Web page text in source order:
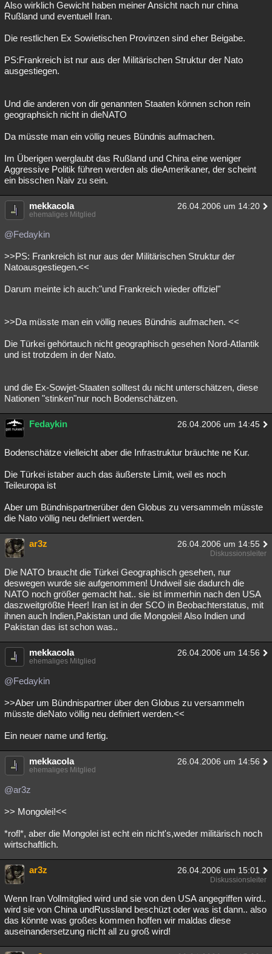
Also wirklich Gewicht haben meiner Ansicht nach nur china
Rußland und eventuell Iran.
Die restlichen Ex Sowietischen Provinzen sind eher Beigabe.
PS:Frankreich ist nur aus der Militärischen Struktur der Nato
ausgestiegen.
Und die anderen von dir genannten Staaten können schon rein
geographsich nicht in dieNATO
Da müsste man ein völlig neues Bündnis aufmachen.
Im Überigen werglaubt das Rußland und China eine weniger
Aggressive Politik führen werden als dieAmerikaner, der scheint
ein bisschen Naiv zu sein.
mekkacola 26.04.2006 um 14:20
ehemaliges Mitglied
@Fedaykin
>>PS: Frankreich ist nur aus der Militärischen Struktur der
Natoausgestiegen.<<
Darum meinte ich auch:"und Frankreich wieder offiziel"
>>Da müsste man ein völlig neues Bündnis aufmachen. <<
Die Türkei gehörtauch nicht geographisch gesehen Nord-Atlantik
und ist trotzdem in der Nato.
und die Ex-Sowjet-Staaten solltest du nicht unterschätzen, diese
Nationen "stinken"nur noch Bodenschätzen.
Fedaykin 26.04.2006 um 14:45
Bodenschätze vielleicht aber die Infrastruktur bräuchte ne Kur.
Die Türkei istaber auch das äußerste Limit, weil es noch
Teileuropa ist
Aber um Bündnispartnerüber den Globus zu versammeln müsste
die Nato völlig neu definiert werden.
ar3z 26.04.2006 um 14:55
Diskussionsleiter
Die NATO braucht die Türkei Geographisch gesehen, nur
deswegen wurde sie aufgenommen! Undweil sie dadurch die
NATO noch größer gemacht hat.. sie ist immerhin nach den USA
daszweitgrößte Heer! Iran ist in der SCO in Beobachterstatus, mit
ihnen auch Indien,Pakistan und die Mongolei! Also Indien und
Pakistan das ist schon was..
mekkacola 26.04.2006 um 14:56
ehemaliges Mitglied
@Fedaykin
>>Aber um Bündnispartner über den Globus zu versammeln
müsste dieNato völlig neu definiert werden.<<
Ein neuer name und fertig.
mekkacola 26.04.2006 um 14:56
ehemaliges Mitglied
@ar3z
>> Mongolei!<<
*rofl*, aber die Mongolei ist echt ein nicht's,weder militärisch noch
wirtschaftlich.
ar3z 26.04.2006 um 15:01
Diskussionsleiter
Wenn Iran Vollmitglied wird und sie von den USA angegriffen wird..
wird sie von China undRussland beschüzt oder was ist dann.. also
das könnte was großes kommen hoffen wir maldas diese
auseinandersetzung nicht all zu groß wird!